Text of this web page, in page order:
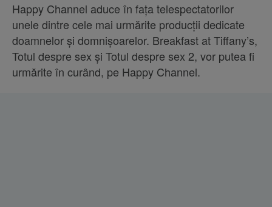
Happy Channel aduce în fața telespectatorilor
unele dintre cele mai urmărite producții dedicate
doamnelor și domnișoarelor. Breakfast at Tiffany’s,
Totul despre sex și Totul despre sex 2, vor putea fi
urmărite în curând, pe Happy Channel.